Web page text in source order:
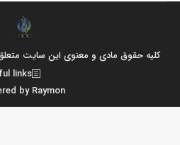
کلیه حقوق مادی و معنوی این سایت
links
by Raymon